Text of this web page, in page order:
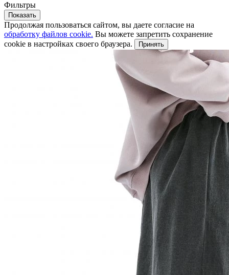
Фильтры
Показать
Продолжая пользоваться сайтом, вы даете согласие на
обработку файлов cookie. Вы можете запретить сохранение
cookie в настройках своего браузера.
Принять